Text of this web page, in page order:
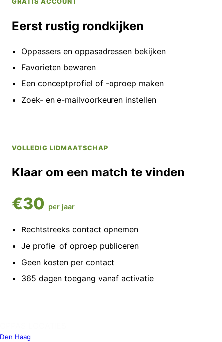
GRATIS ACCOUNT
Eerst rustig rondkijken
Oppassers en oppasadressen bekijken
Favorieten bewaren
Een conceptprofiel of -oproep maken
Zoek- en e-mailvoorkeuren instellen
VOLLEDIG LIDMAATSCHAP
Klaar om een match te vinden
€30 per jaar
Rechtstreeks contact opnemen
Je profiel of oproep publiceren
Geen kosten per contact
365 dagen toegang vanaf activatie
Den Haag